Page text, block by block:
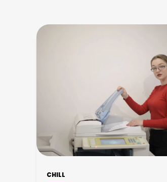
CHILL